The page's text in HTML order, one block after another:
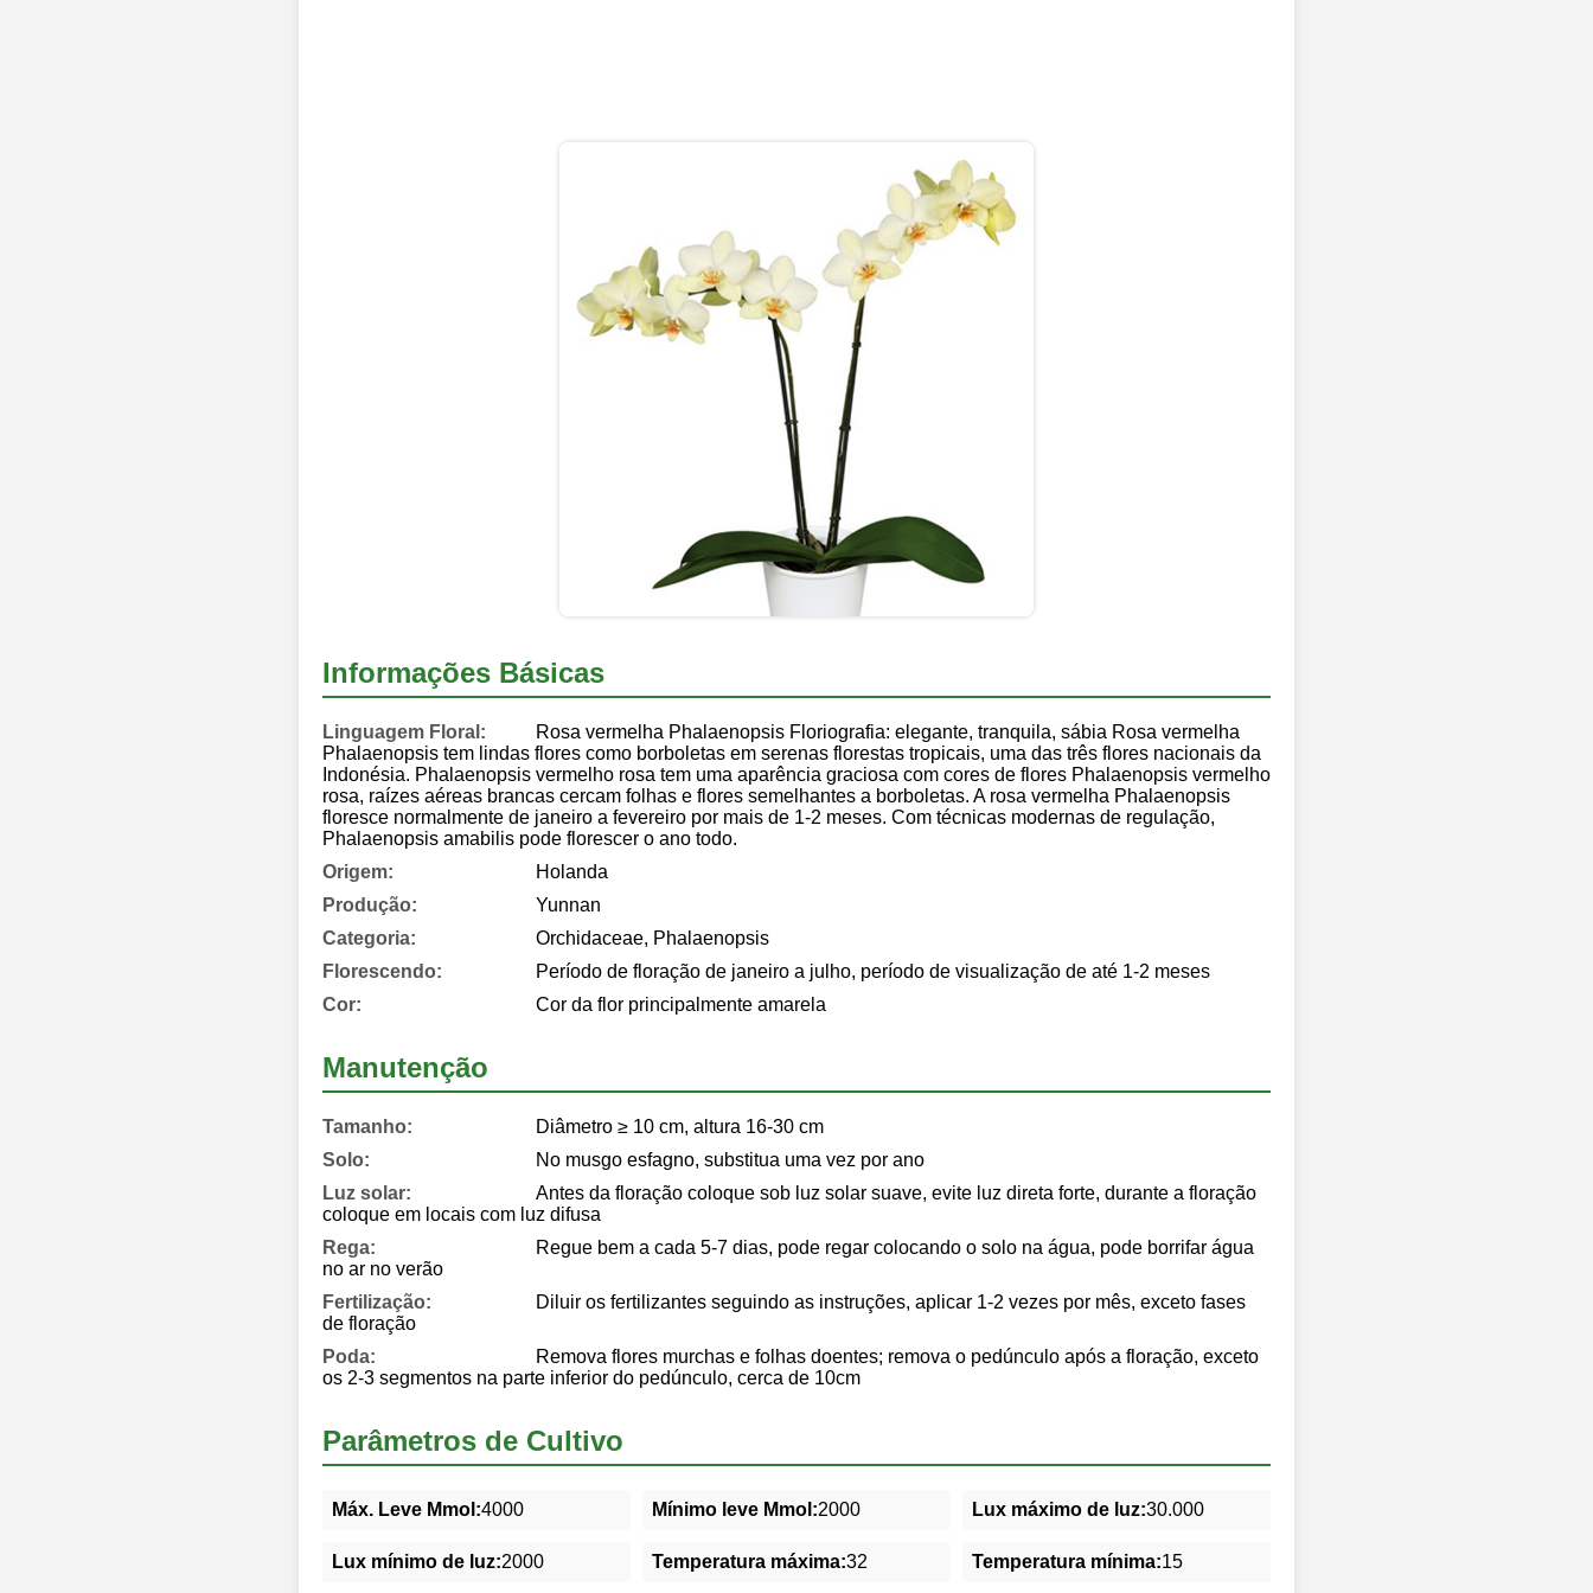
Informações Básicas
Linguagem Floral:
Rosa vermelha Phalaenopsis Floriografia: elegante, tranquila, sábia Rosa vermelha
Phalaenopsis tem lindas flores como borboletas em serenas florestas tropicais, uma das três flores nacionais da
Indonésia. Phalaenopsis vermelho rosa tem uma aparência graciosa com cores de flores Phalaenopsis vermelho
rosa, raízes aéreas brancas cercam folhas e flores semelhantes a borboletas. A rosa vermelha Phalaenopsis
floresce normalmente de janeiro a fevereiro por mais de 1-2 meses. Com técnicas modernas de regulação,
Phalaenopsis amabilis pode florescer o ano todo.
Origem:
Holanda
Produção:
Yunnan
Categoria:
Orchidaceae, Phalaenopsis
Florescendo:
Período de floração de janeiro a julho, período de visualização de até 1-2 meses
Cor:
Cor da flor principalmente amarela
Manutenção
Tamanho:
Diâmetro ≥ 10 cm, altura 16-30 cm
Solo:
No musgo esfagno, substitua uma vez por ano
Luz solar:
Antes da floração coloque sob luz solar suave, evite luz direta forte, durante a floração
coloque em locais com luz difusa
Rega:
Regue bem a cada 5-7 dias, pode regar colocando o solo na água, pode borrifar água
no ar no verão
Fertilização:
Diluir os fertilizantes seguindo as instruções, aplicar 1-2 vezes por mês, exceto fases
de floração
Poda:
Remova flores murchas e folhas doentes; remova o pedúnculo após a floração, exceto
os 2-3 segmentos na parte inferior do pedúnculo, cerca de 10cm
Parâmetros de Cultivo
Máx. Leve Mmol:4000 Mínimo leve Mmol:2000 Lux máximo de luz:30.000
Lux mínimo de luz:2000 Temperatura máxima:32 Temperatura mínima:15